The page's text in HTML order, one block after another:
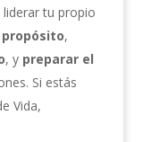
tu propio
,
, y preparar el
Si estás
Vida,